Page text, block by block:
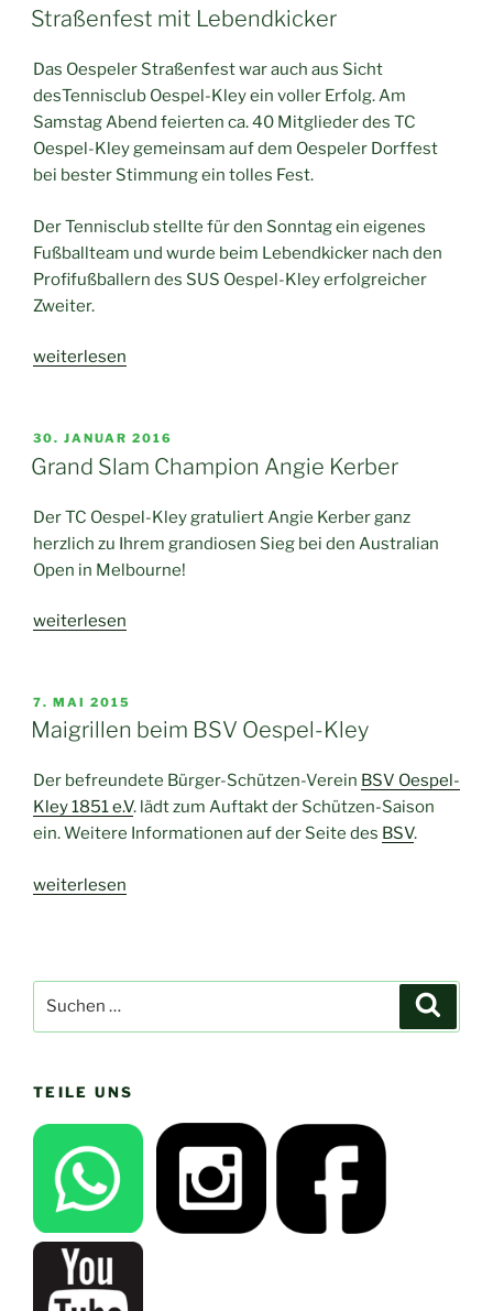
AM
Straßenfest mit Lebendkicker
Das Oespeler Straßenfest war auch aus Sicht
desTennisclub Oespel-Kley ein voller Erfolg. Am
Samstag Abend feierten ca. 40 Mitglieder des TC
Oespel-Kley gemeinsam auf dem Oespeler Dorffest
bei bester Stimmung ein tolles Fest.
Der Tennisclub stellte für den Sonntag ein eigenes
Fußballteam und wurde beim Lebendkicker nach den
Profifußballern des SUS Oespel-Kley erfolgreicher
Zweiter.
„Straßenfest
weiterlesen
VERÖFFENTLICHT
AM
30. JANUAR 2016
Grand Slam Champion Angie Kerber
Der TC Oespel-Kley gratuliert Angie Kerber ganz
herzlich zu Ihrem grandiosen Sieg bei den Australian
Open in Melbourne!
„Grand
Angie
Kerber“
weiterlesen
VERÖFFENTLICHT
AM
7. MAI 2015
Maigrillen beim BSV Oespel-Kley
Der befreundete Bürger-Schützen-Verein BSV Oespel-
Kley 1851 e.V. lädt zum Auftakt der Schützen-Saison
ein. Weitere Informationen auf der Seite des BSV.
„Maigrillen
Kley“
weiterlesen
nach:
TEILE UNS